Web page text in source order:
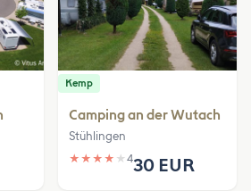
Kemp
Camping an der Wutach
Stühlingen
★ ★ ★ ★ ★ 430 EUR